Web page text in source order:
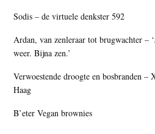
Sodis – de virtuele denkster 592
Ardan, van zenleraar tot brugwachter –
weer. Bijna zen.’
Verwoestende droogte en bosbranden
Haag
B’eter Vegan brownies